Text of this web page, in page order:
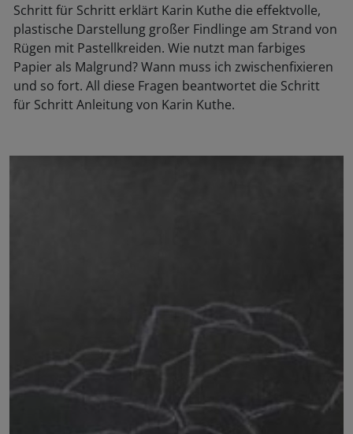
Schritt für Schritt erklärt Karin Kuthe die effektvolle,
plastische Darstellung großer Findlinge am Strand von
Rügen mit Pastellkreiden. Wie nutzt man farbiges
Papier als Malgrund? Wann muss ich zwischenfixieren
und so fort. All diese Fragen beantwortet die Schritt
für Schritt Anleitung von Karin Kuthe.